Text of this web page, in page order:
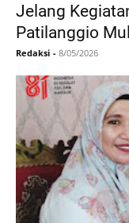
Jelang
Patilanggio
Redaksi - 8/05/2026